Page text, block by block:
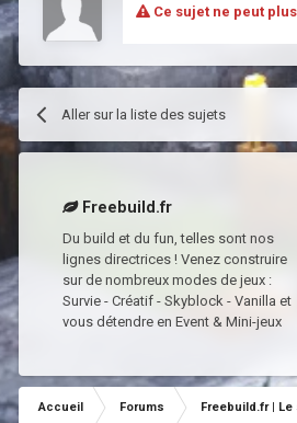
Ce sujet ne peut
Aller sur la liste des sujets
Freebuild.fr
Du build et du fun, telles sont nos
lignes directrices ! Venez construire
sur de nombreux modes de jeux :
Survie - Créatif - Skyblock - Vanilla et
vous détendre en Event & Mini-jeux
Accueil Forums Freebuild.fr |